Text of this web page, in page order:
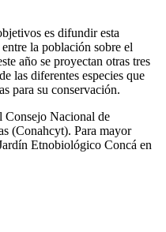
es difundir esta
la población sobre el
año se proyectan otras tres
las diferentes especies que
para su conservación.
Consejo Nacional de
(Conahcyt). Para mayor
Etnobiológico Concá en